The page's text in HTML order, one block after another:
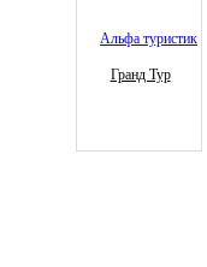
Гранд Тур